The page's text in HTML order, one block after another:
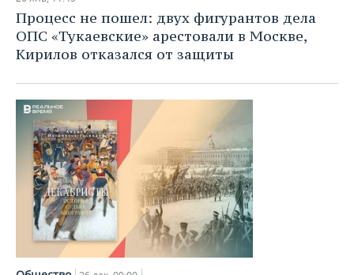
Процесс не пошел: двух фигурантов дела
ОПС «Тукаевские» арестовали в Москве,
Кирилов отказался от защиты